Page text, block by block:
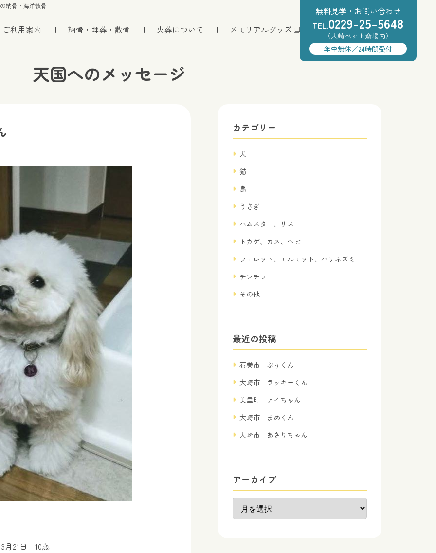
納骨・海洋散骨
ご利用案内 納骨・埋葬・散骨 火葬について メモリアルグッズ
無料見学・お問い合わせ
TEL.0229-25-5648
（大崎ペット斎場内）
年中無休／24時間受付
天国へのメッセージ
3月21日 10歳
カテゴリー
犬
猫
鳥
うさぎ
ハムスター、リス
トカゲ、カメ、ヘビ
フェレット、モルモット、ハリネズミ
チンチラ
その他
最近の投稿
石巻市 ぷぅくん
大崎市 ラッキーくん
美里町 アイちゃん
大崎市 まめくん
大崎市 あさりちゃん
アーカイブ
ー